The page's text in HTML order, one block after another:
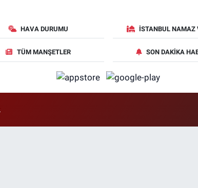
HAVA DURUMU İSTANBUL NAMAZ
TÜM MANŞETLER SON DAKIKA